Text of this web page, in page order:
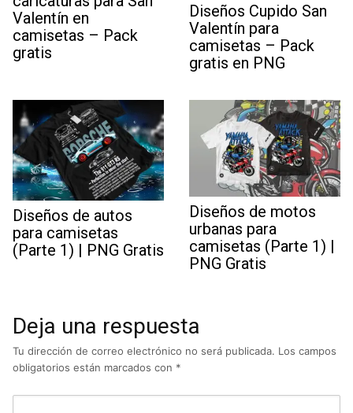
Valentín en
camisetas – Pack
gratis
Diseños Cupido San
Valentín para
camisetas – Pack
gratis en PNG
Diseños de autos
para camisetas
(Parte 1) | PNG Gratis
Diseños de motos
urbanas para
camisetas (Parte 1) |
PNG Gratis
Deja una respuesta
Tu dirección de correo electrónico no será publicada. Los campos
obligatorios están marcados con *